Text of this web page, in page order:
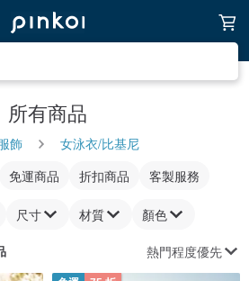
所有商品
飾
女泳衣/比基尼
免運商品 折扣商品 客製服務
尺寸 材質 顏色
熱門程度優先